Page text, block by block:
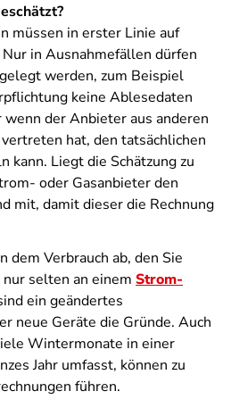
müssen in erster Linie auf
in Ausnahmefällen dürfen
werden, zum Beispiel
keine Ablesedaten
der Anbieter aus anderen
hat, den tatsächlichen
kann. Liegt die Schätzung zu
oder Gasanbieter den
mit, damit dieser die Rechnung
dem Verbrauch ab, den Sie
selten an einem Strom-
ein geändertes
neue Geräte die Gründe. Auch
Wintermonate in einer
Jahr umfasst, können zu
führen.